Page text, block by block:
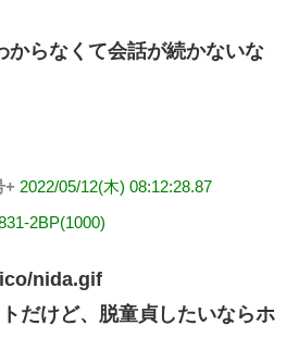
からなくて会話が続かないな
+ 2022/05/12(木) 08:12:28.87
2BP(1000)
nida.gif
だけど、脱童貞したいならホ